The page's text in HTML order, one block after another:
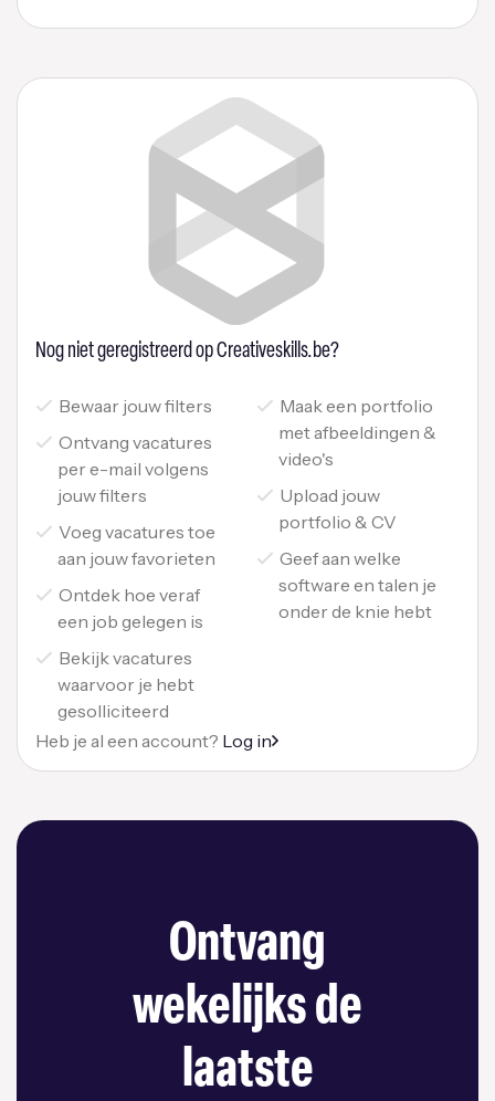
Nog niet geregistreerd op Creativeskills.be?
Bewaar jouw filters
Ontvang vacatures
per e-mail volgens
jouw filters
Voeg vacatures toe
aan jouw favorieten
Ontdek hoe veraf
een job gelegen is
Bekijk vacatures
waarvoor je hebt
gesolliciteerd
Maak een portfolio
met afbeeldingen &
video's
Upload jouw
portfolio & CV
Geef aan welke
software en talen je
onder de knie hebt
Heb je al een account? Log in
Ontvang
wekelijks de
laatste